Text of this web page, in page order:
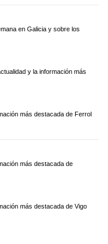
en Galicia y sobre los
y la información más
más destacada de Ferrol
más destacada de
más destacada de Vigo